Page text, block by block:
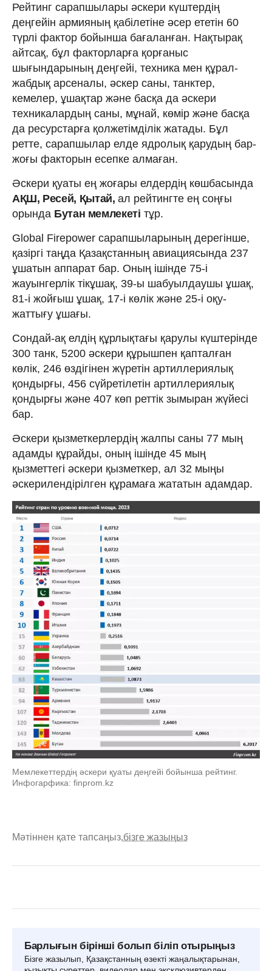
Рейтинг сарапшылары әскери күштердің
деңгейін армияның қабілетіне әсер ететін 60
түрлі фактор бойынша бағаланған. Нақтырақ
айтсақ, бұл факторларға қорғаныс
шығындарының деңгейі, техника мен құрал-
жабдық арсеналы, әскер саны, танктер,
кемелер, ұшақтар және басқа да әскери
техникалардың саны, мұнай, көмір және басқа
да ресурстарға қолжетімділік жатады. Бұл
ретте, сарапшылар елде ядролық қарудың бар-
жоғы факторын есепке алмаған.
Әскери қуаты ең жоғары елдердің көшбасында
АҚШ, Ресей, Қытай,ал рейтингте ең соңғы
орында Бутан мемлекеті тұр.
Global Firepower сарапшыларының дерегінше,
қазіргі таңда Қазақстанның авиациясында 237
ұшатын аппарат бар. Оның ішінде 75-і
жауынгерлік тікұшақ, 39-ы шабуылдаушы ұшақ,
81-і жойғыш ұшақ, 17-і көлік және 25-і оқу-
жаттығу ұшағы.
Сондай-ақ елдің құрлықтағы қарулы күштерінде
300 танк, 5200 әскери құрышпен қапталған
көлік, 246 өздігінен жүретін артиллериялық
қондырғы, 456 сүйретілетін артиллериялық
қондырғы және 407 көп реттік зымыран жүйесі
бар.
Әскери қызметкерлердің жалпы саны 77 мың
адамды құрайды, оның ішінде 45 мың
қызметтегі әскери қызметкер, ал 32 мыңы
әскерилендірілген құрамаға жататын адамдар.
Мемлекеттердің әскери қуаты деңгейі бойынша рейтинг.
Инфогарфика: finprom.kz
Мәтіннен қате тапсаңыз,бізге жазыңыз
Барлығын бірінші болып біліп отырыңыз
Бізге жазылып, Қазақстанның өзекті жаңалықтарынан,